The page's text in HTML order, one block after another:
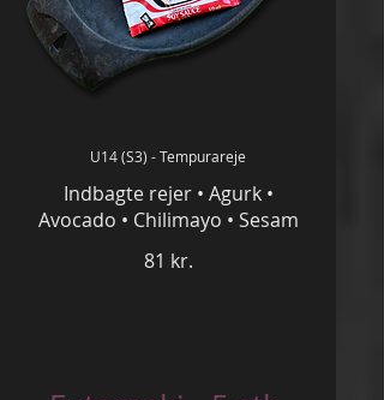
U14 (S3) - Tempurareje
Indbagte rejer • Agurk •
Avocado • Chilimayo • Sesam
81 kr.